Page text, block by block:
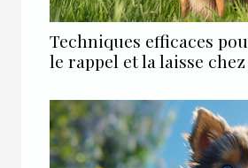
Techniques efficaces
le rappel et la laisse